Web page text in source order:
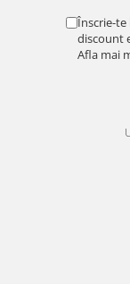
Înscrie-te
discount
Afla mai